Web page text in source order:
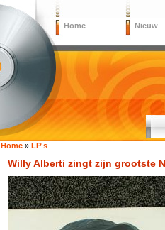
Home Nieuw
Home » LP's
Willy Alberti zingt zijn grootste